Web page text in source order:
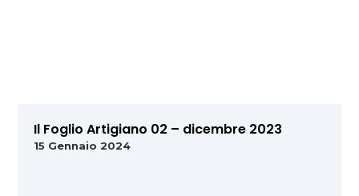
Il Foglio Artigiano 02 – dicembre 2023
15 Gennaio 2024